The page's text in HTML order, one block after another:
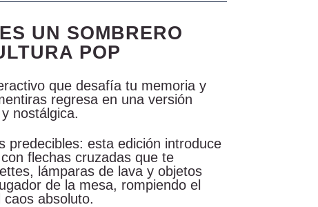
UN SOMBRERO
POP
que desafía tu memoria y
regresa en una versión
nostálgica.
predecibles: esta edición introduce
flechas cruzadas que te
lámparas de lava y objetos
de la mesa, rompiendo el
absoluto.